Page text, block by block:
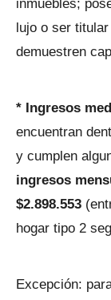
inmuebles;
lujo o ser
demuestren
* Ingresos
encuentran
y cumplen
ingresos
$2.898.553
hogar tipo 2
Excepción: